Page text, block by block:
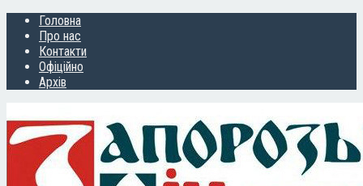
Головна
Про нас
Контакти
Офіційно
Архів